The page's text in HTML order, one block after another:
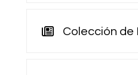
Colección de